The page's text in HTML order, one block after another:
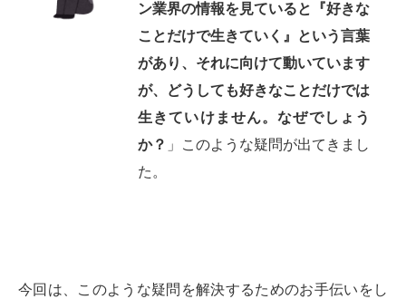
ン業界の情報を見ていると『好きな
ことだけで生きていく』という言葉
があり、それに向けて動いています
が、どうしても好きなことだけでは
生きていけません。なぜでしょう
か？ 」このような疑問が出てきまし
た。
今回は、このような疑問を解決するためのお手伝いをし